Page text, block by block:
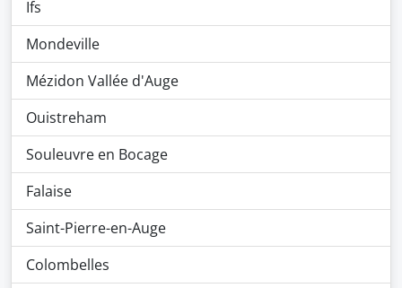
Ifs
Mondeville
Mézidon Vallée d'Auge
Ouistreham
Souleuvre en Bocage
Falaise
Saint-Pierre-en-Auge
Colombelles